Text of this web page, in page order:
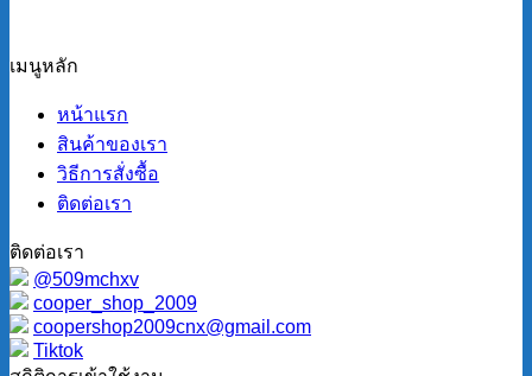
เมนูหลัก
หน้าแรก
สินค้าของเรา
วิธีการสั่งซื้อ
ติดต่อเรา
ติดต่อเรา
@509mchxv
cooper_shop_2009
coopershop2009cnx@gmail.com
Tiktok